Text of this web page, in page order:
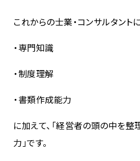
これからの士業・コンサルタント
・専門知識
・制度理解
・書類作成能力
に加えて、「経営者の頭の中を整
力」です。